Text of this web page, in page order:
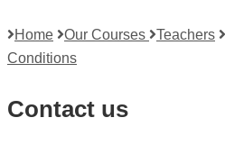
Home Our Courses Teachers
Conditions
Contact us